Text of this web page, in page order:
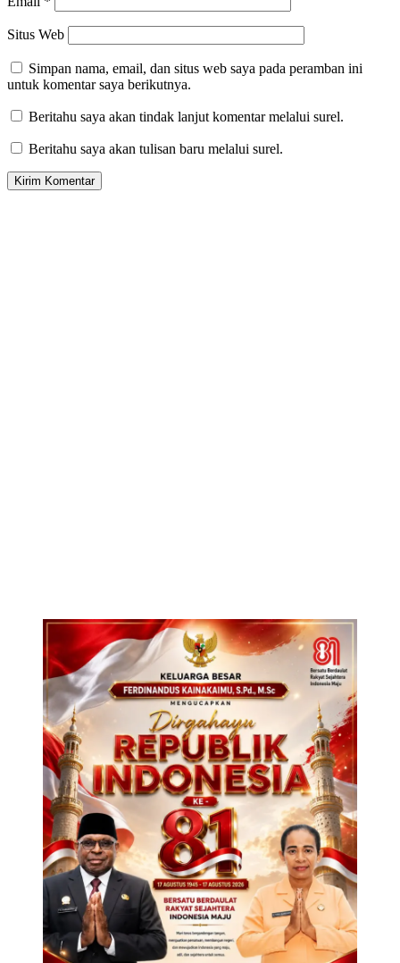
Situs Web
Simpan nama, email, dan situs web saya pada peramban ini
untuk komentar saya berikutnya.
Beritahu saya akan tindak lanjut komentar melalui surel.
Beritahu saya akan tulisan baru melalui surel.